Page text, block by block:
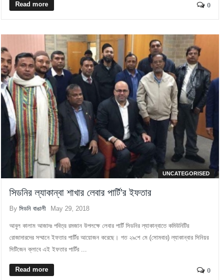
Read more 0
UNCATEGORISED
সিডনির ল্যাকান্বা শাখার লেবার পার্টি’র ইফতার
Byসিডনি বাঙালী May 29, 2018
আবুল কালাম আজাদঃ পবিত্র রমজান উপলক্ষে লেবার পার্টি সিডনির ল্যাকান্বাতে কমিউনিটির
রোজাদারদের সম্মানে ইফতার পার্টির আয়োজন করেছে। গত ২৯শে মে (সোমবার) ল্যাকান্বার সিনিয়র
সিটিজেন ক্লাবে এই ইফতার পার্টির ...
Read more 0